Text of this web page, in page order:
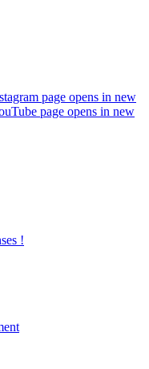
page opens in new
page opens in new
!